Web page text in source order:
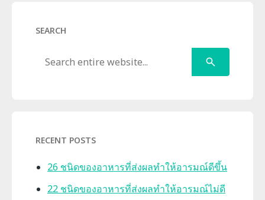
SEARCH
RECENT POSTS
26 ชนิดของอาหารที่ส่งผลทำให้อารมณ์ดีขึ้น
22 ชนิดของอาหารที่ส่งผลทำให้อารมณ์ไม่ดี